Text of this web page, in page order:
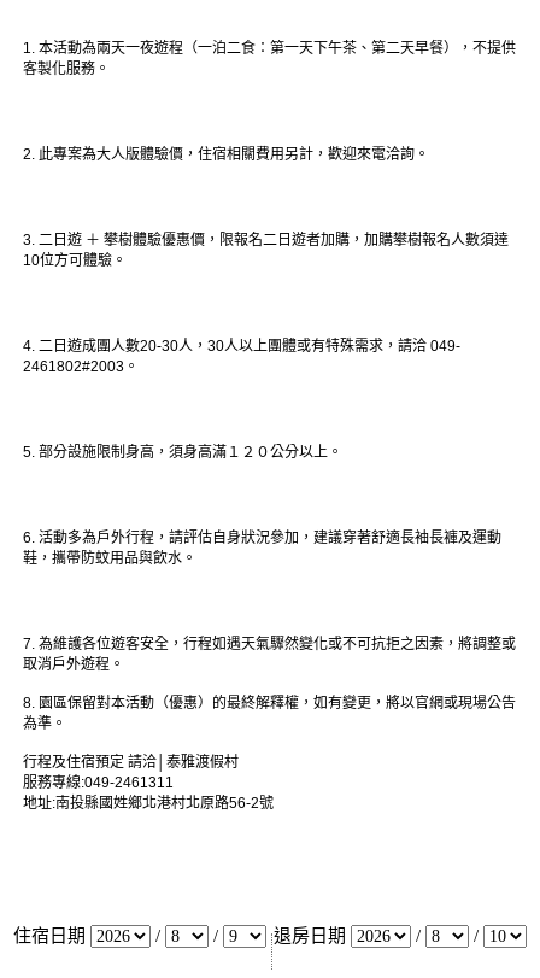
1. 本活動為兩天一夜遊程（一泊二食：第一天下午茶、第二天早餐），不提供
客製化服務。
2. 此專案為大人版體驗價，住宿相關費用另計，歡迎來電洽詢。
3. 二日遊 ＋ 攀樹體驗優惠價，限報名二日遊者加購，加購攀樹報名人數須達
10位方可體驗。
4. 二日遊成團人數20-30人，30人以上團體或有特殊需求，請洽 049-
2461802#2003。
5. 部分設施限制身高，須身高滿１２０公分以上。
6. 活動多為戶外行程，請評估自身狀況參加，建議穿著舒適長袖長褲及運動
鞋，攜帶防蚊用品與飲水。
7. 為維護各位遊客安全，行程如遇天氣驟然變化或不可抗拒之因素，將調整或
取消戶外遊程。
8. 園區保留對本活動（優惠）的最終解釋權，如有變更，將以官網或現場公告
為準。
行程及住宿預定 請洽│泰雅渡假村
服務專線:049-2461311
地址:南投縣國姓鄉北港村北原路56-2號
住宿日期 / / 退房日期 / /